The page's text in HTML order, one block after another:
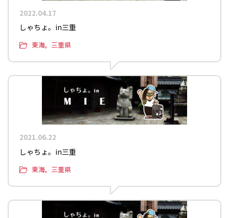
2022.04.17
しゃちょ。in三重
東海 三重県
2021.06.22
しゃちょ。in三重
東海 三重県